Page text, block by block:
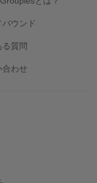
バウンド
る質問
合わせ